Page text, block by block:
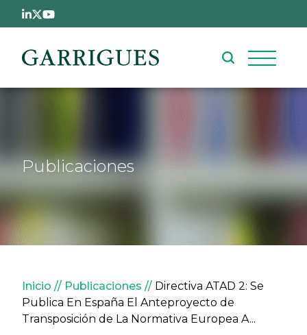
Pasar al contenido principal
Publicaciones
Sobrescribir enlaces de
Inicio Publicaciones
Directiva ATAD 2: Se
Publica En España El Anteproyecto de
Transposición de La Normativa Europea A...